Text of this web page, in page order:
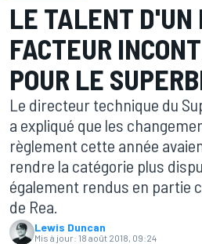
LE TALENT D'UN
FACTEUR
POUR LE
Le directeur technique du
a expliqué que les
règlement cette année
rendre la catégorie plus
également rendus en partie
de Rea.
Lewis Duncan
Mis à jour: 18 août 2018, 09:24